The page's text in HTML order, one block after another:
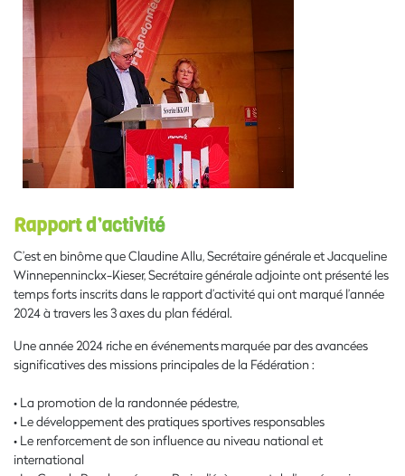
Rapport d’activité
C’est en binôme que Claudine Allu, Secrétaire générale et Jacqueline
Winnepenninckx-Kieser, Secrétaire générale adjointe ont présenté les
temps forts inscrits dans le rapport d’activité qui ont marqué l’année
2024 à travers les 3 axes du plan fédéral.
Une année 2024 riche en événements marquée par des avancées
significatives des missions principales de la Fédération :
• La promotion de la randonnée pédestre,
• Le développement des pratiques sportives responsables
• Le renforcement de son influence au niveau national et
international